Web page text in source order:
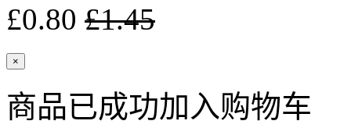
£0.80 £1.45
×
商品已成功加入购物车